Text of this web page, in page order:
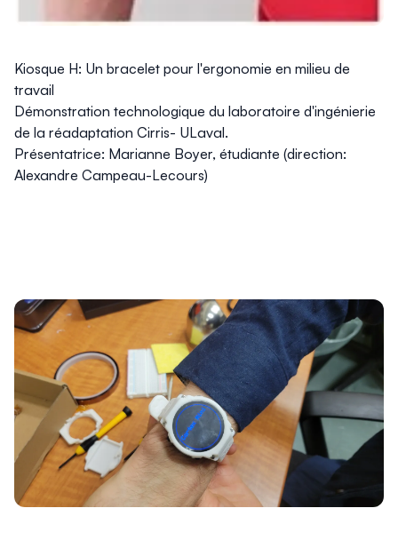
Kiosque H: Un bracelet pour l'ergonomie en milieu de
travail
Démonstration technologique du laboratoire d'ingénierie
de la réadaptation Cirris- ULaval.
Présentatrice: Marianne Boyer, étudiante (direction:
Alexandre Campeau-Lecours)